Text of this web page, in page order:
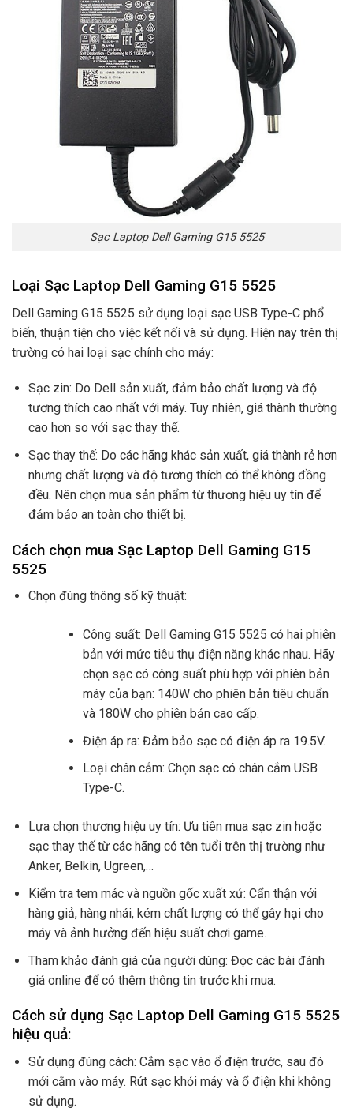
Sạc Laptop Dell Gaming G15 5525
Loại Sạc Laptop Dell Gaming G15 5525
Dell Gaming G15 5525 sử dụng loại sạc USB Type-C phổ
biến, thuận tiện cho việc kết nối và sử dụng. Hiện nay trên thị
trường có hai loại sạc chính cho máy:
Sạc zin: Do Dell sản xuất, đảm bảo chất lượng và độ
tương thích cao nhất với máy. Tuy nhiên, giá thành thường
cao hơn so với sạc thay thế.
Sạc thay thế: Do các hãng khác sản xuất, giá thành rẻ hơn
nhưng chất lượng và độ tương thích có thể không đồng
đều. Nên chọn mua sản phẩm từ thương hiệu uy tín để
đảm bảo an toàn cho thiết bị.
Cách chọn mua Sạc Laptop Dell Gaming G15
5525
Chọn đúng thông số kỹ thuật:
Công suất: Dell Gaming G15 5525 có hai phiên
bản với mức tiêu thụ điện năng khác nhau. Hãy
chọn sạc có công suất phù hợp với phiên bản
máy của bạn: 140W cho phiên bản tiêu chuẩn
và 180W cho phiên bản cao cấp.
Điện áp ra: Đảm bảo sạc có điện áp ra 19.5V.
Loại chân cắm: Chọn sạc có chân cắm USB
Type-C.
Lựa chọn thương hiệu uy tín: Ưu tiên mua sạc zin hoặc
sạc thay thế từ các hãng có tên tuổi trên thị trường như
Anker, Belkin, Ugreen,…
Kiểm tra tem mác và nguồn gốc xuất xứ: Cẩn thận với
hàng giả, hàng nhái, kém chất lượng có thể gây hại cho
máy và ảnh hưởng đến hiệu suất chơi game.
Tham khảo đánh giá của người dùng: Đọc các bài đánh
giá online để có thêm thông tin trước khi mua.
Cách sử dụng Sạc Laptop Dell Gaming G15 5525
hiệu quả:
Sử dụng đúng cách: Cắm sạc vào ổ điện trước, sau đó
mới cắm vào máy. Rút sạc khỏi máy và ổ điện khi không
sử dụng.